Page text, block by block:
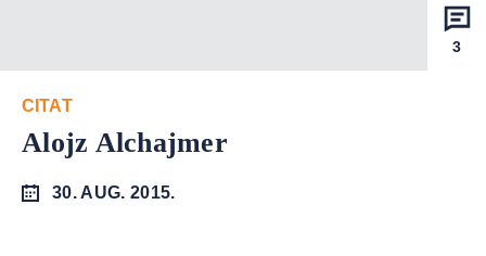
3
CITAT
Alojz Alchajmer
30. AUG. 2015.